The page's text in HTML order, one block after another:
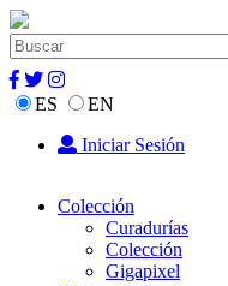
ES
EN
Iniciar Sesión
Colección
Curadurías
Colección
Gigapixel